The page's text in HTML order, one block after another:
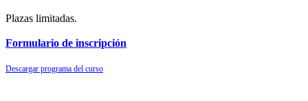
Plazas limitadas.
Formulario de inscripción
Descargar programa del curso